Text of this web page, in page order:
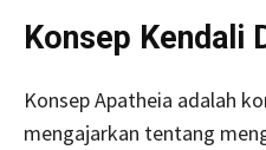
Konsep Kendali
Konsep Apatheia adalah
mengajarkan tentang